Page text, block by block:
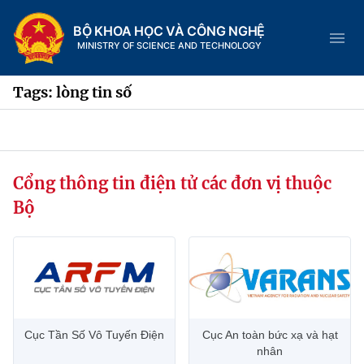
BỘ KHOA HỌC VÀ CÔNG NGHỆ
MINISTRY OF SCIENCE AND TECHNOLOGY
Trang chủ
Chức năng nhiệm vụ
Tin tức sự kiện
Hệ thống văn bản
Tags: lòng tin số
Cổng thông tin điện tử các đơn vị thuộc
Bộ
Cục Tần Số Vô Tuyến Điện
Cục An toàn bức xạ và hạt
nhân